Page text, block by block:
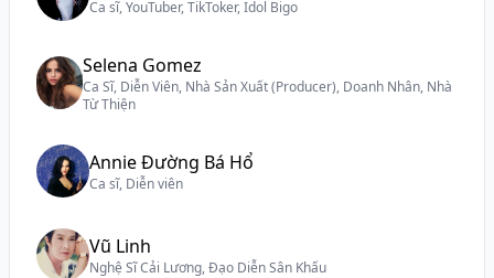
Ca sĩ, YouTuber, TikToker, Idol Bigo
Selena Gomez
Ca Sĩ, Diễn Viên, Nhà Sản Xuất (Producer), Doanh Nhân, Nhà
Từ Thiện
Annie Đường Bá Hổ
Ca sĩ, Diễn viên
Vũ Linh
Nghệ Sĩ Cải Lương, Đạo Diễn Sân Khấu